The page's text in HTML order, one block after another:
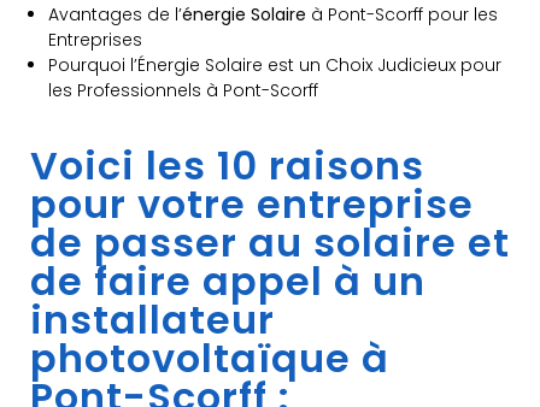
Avantages de l’énergie Solaire à Pont-Scorff pour les
Entreprises
Pourquoi l’Énergie Solaire est un Choix Judicieux pour
les Professionnels à Pont-Scorff
Voici les 10 raisons
pour votre entreprise
de passer au solaire et
de faire appel à un
installateur
photovoltaïque à